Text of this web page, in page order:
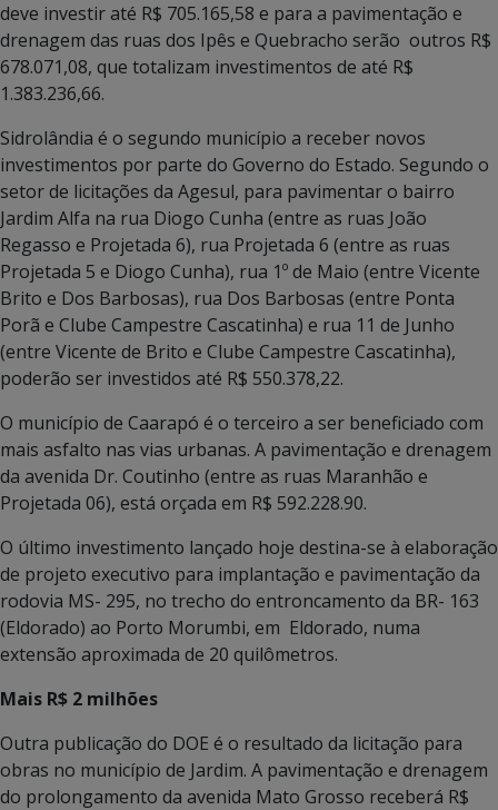
deve investir até R$ 705.165,58 e para a pavimentação e
drenagem das ruas dos Ipês e Quebracho serão outros R$
678.071,08, que totalizam investimentos de até R$
1.383.236,66.
Sidrolândia é o segundo município a receber novos
investimentos por parte do Governo do Estado. Segundo o
setor de licitações da Agesul, para pavimentar o bairro
Jardim Alfa na rua Diogo Cunha (entre as ruas João
Regasso e Projetada 6), rua Projetada 6 (entre as ruas
Projetada 5 e Diogo Cunha), rua 1º de Maio (entre Vicente
Brito e Dos Barbosas), rua Dos Barbosas (entre Ponta
Porã e Clube Campestre Cascatinha) e rua 11 de Junho
(entre Vicente de Brito e Clube Campestre Cascatinha),
poderão ser investidos até R$ 550.378,22.
O município de Caarapó é o terceiro a ser beneficiado com
mais asfalto nas vias urbanas. A pavimentação e drenagem
da avenida Dr. Coutinho (entre as ruas Maranhão e
Projetada 06), está orçada em R$ 592.228.90.
O último investimento lançado hoje destina-se à elaboração
de projeto executivo para implantação e pavimentação da
rodovia MS- 295, no trecho do entroncamento da BR- 163
(Eldorado) ao Porto Morumbi, em Eldorado, numa
extensão aproximada de 20 quilômetros.
Mais R$ 2 milhões
Outra publicação do DOE é o resultado da licitação para
obras no município de Jardim. A pavimentação e drenagem
do prolongamento da avenida Mato Grosso receberá R$